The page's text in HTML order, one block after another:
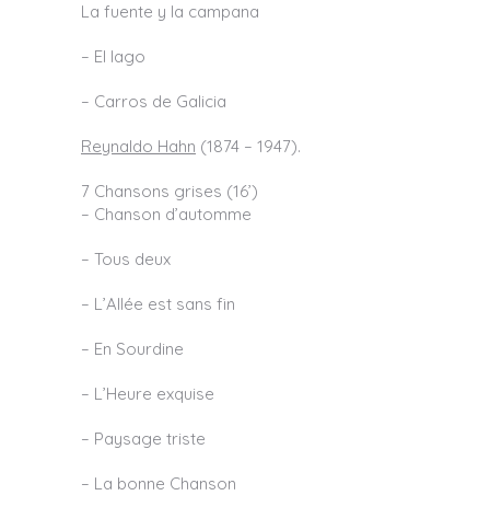
La fuente y la campana
– El lago
– Carros de Galicia
Reynaldo Hahn (1874 – 1947).
7 Chansons grises (16’)
– Chanson d’automme
– Tous deux
– L’Allée est sans fin
– En Sourdine
– L’Heure exquise
– Paysage triste
– La bonne Chanson